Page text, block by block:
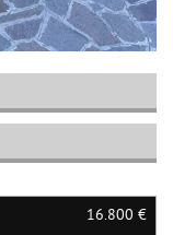
16.800 €